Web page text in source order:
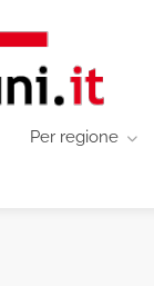
Per regione